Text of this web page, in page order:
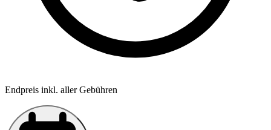
Endpreis inkl. aller Gebühren